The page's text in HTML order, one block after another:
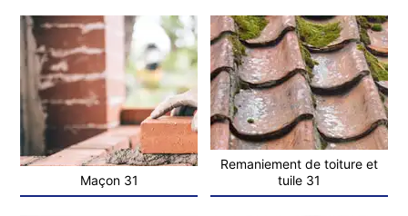
Maçon 31
Remaniement de toiture et
tuile 31